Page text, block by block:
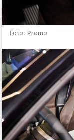
Foto: Promo